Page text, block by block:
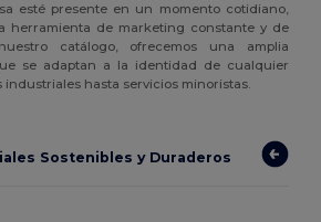
esté presente en un momento cotidiano,
herramienta de marketing constante y de
catálogo, ofrecemos una amplia
se adaptan a la identidad de cualquier
industriales hasta servicios minoristas.
Sostenibles y Duraderos